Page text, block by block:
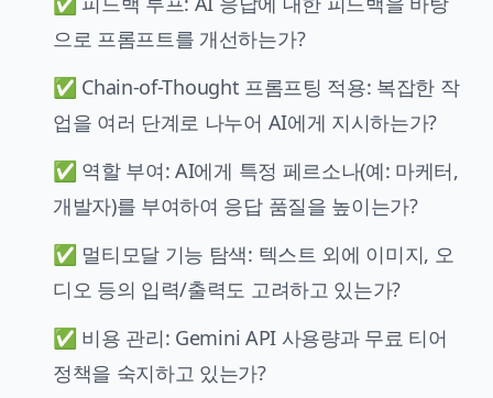
으로 프롬프트를 개선하는가?
✅ Chain-of-Thought 프롬프팅 적용: 복잡한 작
업을 여러 단계로 나누어 AI에게 지시하는가?
✅ 역할 부여: AI에게 특정 페르소나(예: 마케터,
개발자)를 부여하여 응답 품질을 높이는가?
✅ 멀티모달 기능 탐색: 텍스트 외에 이미지, 오
디오 등의 입력/출력도 고려하고 있는가?
✅ 비용 관리: Gemini API 사용량과 무료 티어
정책을 숙지하고 있는가?